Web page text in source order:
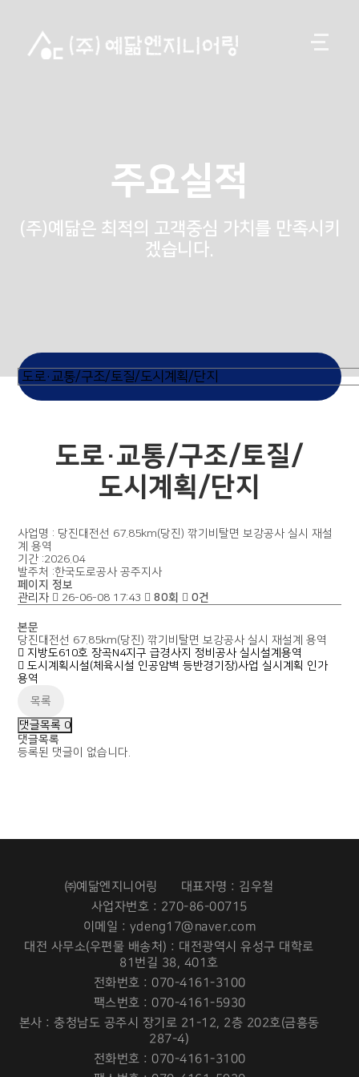
주요실적
(주)예닮은 최적의 고객중심 가치를 만족시키
겠습니다.
도로·교통/구조/토질/
도시계획/단지
사업명 : 당진대전선 67.85km(당진) 깎기비탈면 보강공사 실시 재설
계 용역
기간 :2026.04
발주처 :한국도로공사 공주지사
페이지 정보
관리자
26-06-08 17:43 80회 0건
본문
당진대전선 67.85km(당진) 깎기비탈면 보강공사 실시 재설계 용역
지방도610호 장곡N4지구 급경사지 정비공사 실시설계용역
도시계획시설(체육시설 인공암벽 등반경기장)사업 실시계획 인가
용역
목록
댓글목록 0
댓글목록
등록된 댓글이 없습니다.
㈜예닮엔지니어링
대표자명 : 김우철
사업자번호 : 270-86-00715
이메일 : ydeng17@naver.com
대전 사무소(우편물 배송처) : 대전광역시 유성구 대학로
81번길 38, 401호
전화번호 : 070-4161-3100
팩스번호 : 070-4161-5930
본사 : 충청남도 공주시 장기로 21-12, 2층 202호(금흥동
287-4)
전화번호 : 070-4161-3100